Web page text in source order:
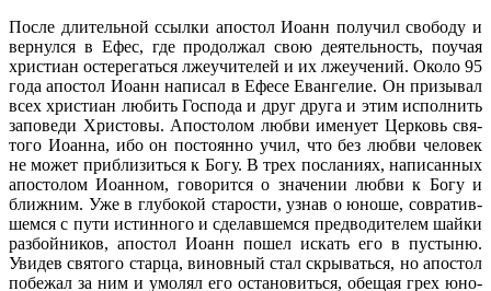
По­сле дли­тель­ной ссыл­ки апо­стол Иоанн по­лу­чил сво­бо­ду и
вер­нул­ся в Ефес, где про­дол­жал свою де­я­тель­ность, по­учая
хри­сти­ан осте­ре­гать­ся лже­учи­те­лей и их лже­уче­ний. Око­ло 95
го­да апо­стол Иоанн на­пи­сал в Ефе­се Еван­ге­лие. Он при­зы­вал
всех хри­сти­ан лю­бить Гос­по­да и друг дру­га и этим ис­пол­нить
за­по­ве­ди Хри­сто­вы. Апо­сто­лом люб­ви име­ну­ет Цер­ковь свя­
то­го Иоан­на, ибо он по­сто­ян­но учил, что без люб­ви че­ло­век
не мо­жет при­бли­зить­ся к Бо­гу. В трех по­сла­ни­ях, на­пи­сан­ных
апо­сто­лом Иоан­ном, го­во­рит­ся о зна­че­нии люб­ви к Бо­гу и
ближ­ним. Уже в глу­бо­кой ста­ро­сти, узнав о юно­ше, со­вра­тив­
шем­ся с пу­ти ис­тин­но­го и сде­лав­шем­ся пред­во­ди­те­лем шай­ки
раз­бой­ни­ков, апо­стол Иоанн по­шел ис­кать его в пу­сты­ню.
Уви­дев свя­то­го стар­ца, ви­нов­ный стал скры­вать­ся, но апо­стол
по­бе­жал за ним и умо­лял его оста­но­вить­ся, обе­щая грех юно­